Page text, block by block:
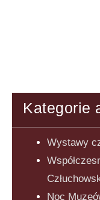
Kategorie
Wystawy
Noc